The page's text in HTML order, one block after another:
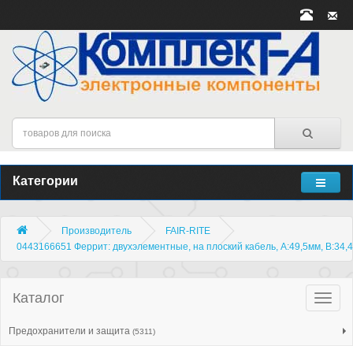
Категории
Производитель
FAIR-RITE
0443166651 Феррит: двухэлементные, на плоский кабель, А:49,5мм,
Каталог
Предохранители и защита (5311)